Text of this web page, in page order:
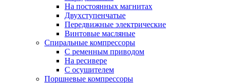
На постоянных магнитах
Двухступенчатые
Передвижные электрические
Винтовые масляные
Спиральные компрессоры
С ременным приводом
На ресивере
С осушителем
Поршневые компрессоры